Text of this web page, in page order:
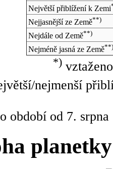
Největší přiblížení k Zemi
Nejjasnější ze Země**)
Nejdále od Země**)
Nejméně jasná ze Země**)
*)
nejmenší
období od 7.